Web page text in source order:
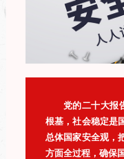
党的二十大报
根基，社会稳定是
总体国家安全观，
方面全过程，确保